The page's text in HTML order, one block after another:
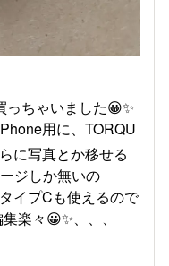
ちゃいました😀✨
用に、TORQU
に写真とか移せる
ジしか無いの
イプCも使えるので
楽々😀✨、、、